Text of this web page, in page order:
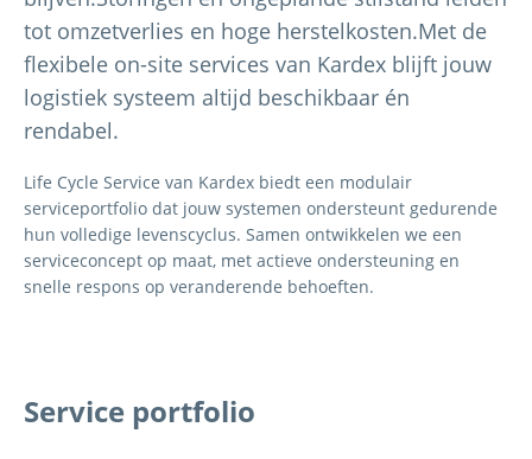
tot omzetverlies en hoge herstelkosten.Met de
flexibele on-site services van Kardex blijft jouw
logistiek systeem altijd beschikbaar én
rendabel.
Life Cycle Service van Kardex biedt een modulair
serviceportfolio dat jouw systemen ondersteunt gedurende
hun volledige levenscyclus. Samen ontwikkelen we een
serviceconcept op maat, met actieve ondersteuning en
snelle respons op veranderende behoeften.
Service portfolio